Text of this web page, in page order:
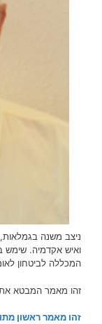
ניצב משנה
ואיש אקדמיה.
המכללה לביטחון
זהו מאמר המבטא את
זהו מאמר ראשון